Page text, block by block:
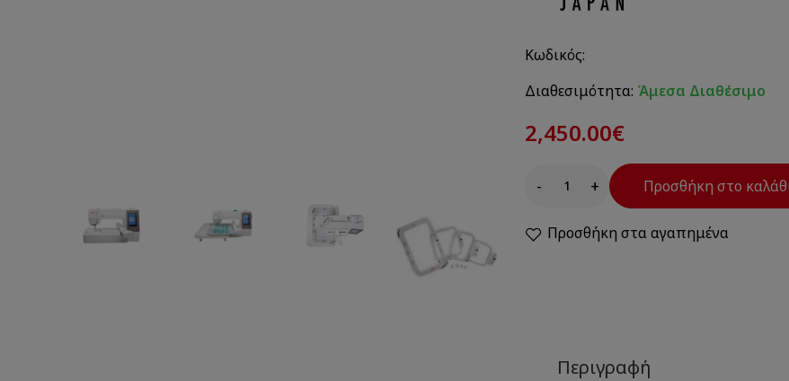
Κωδικός:
Διαθεσιμότητα: Άμεσα Διαθέσιμο
2,450.00€
- + Προσθήκη στο
Προσθήκη στα αγαπημένα
Περιγραφή